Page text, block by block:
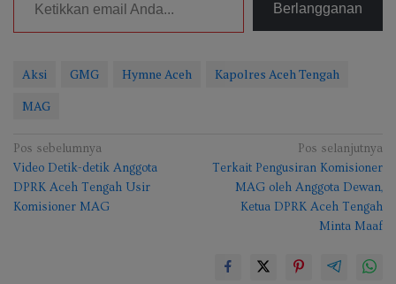
Berlangganan
Aksi GMG Hymne Aceh
Kapolres Aceh Tengah
MAG
Navigasi
pos
Pos sebelumnya
Video Detik-detik Anggota
DPRK Aceh Tengah Usir
Komisioner MAG
Pos selanjutnya
Terkait Pengusiran Komisioner
MAG oleh Anggota Dewan,
Ketua DPRK Aceh Tengah
Minta Maaf